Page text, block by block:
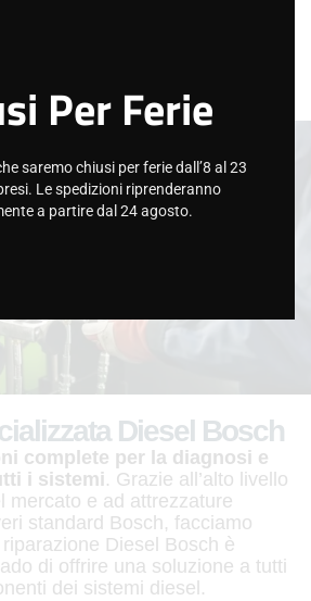
Diesel Bosch
complete per la diagnosi e
i sistemi . Grazie all’alto livello
mercato e ad attrezzature
standard Bosch, facciamo
Diesel Bosch è
di offrire una soluzione a tutti
dei sistemi diesel.
Per Ferie
saremo chiusi per ferie dall’8 al 23
Le spedizioni riprenderanno
a partire dal 24 agosto.